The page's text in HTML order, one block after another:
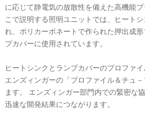
に応じて静電気の放散性を備えた高機能
こで説明する照明ユニットでは、ヒートシ
れ、ポリカーボネートで作られた押出成
プカバーに使用されています。
ヒートシンクとランプカバーのプロファイ
エンズィンガーの「プロファイル＆チュ
ます。 エンズィンガー部門内での緊密な
迅速な開発結果につながります。